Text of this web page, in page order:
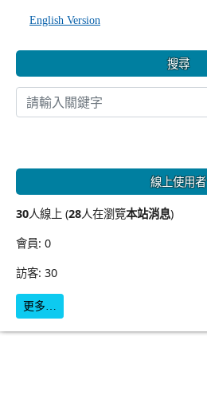
English Version
搜尋
線上使用者
30人線上 (28人在瀏覽本站消息)
會員: 0
訪客: 30
更多…